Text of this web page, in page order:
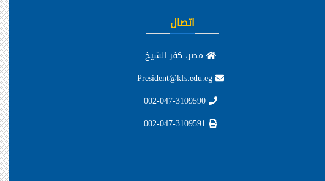
اتصال
مصر، كفر الشيخ